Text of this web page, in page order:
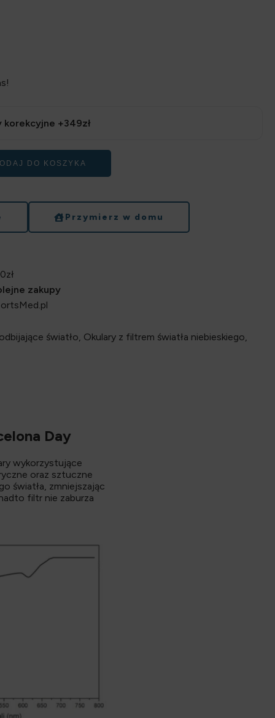
+349zł
DO KOSZYKA
Przymierz w domu
zakupy
światło, Okulary z filtrem światła niebieskiego,
Day
wykorzystujące
oraz sztuczne
światła, zmniejszając
filtr nie zaburza